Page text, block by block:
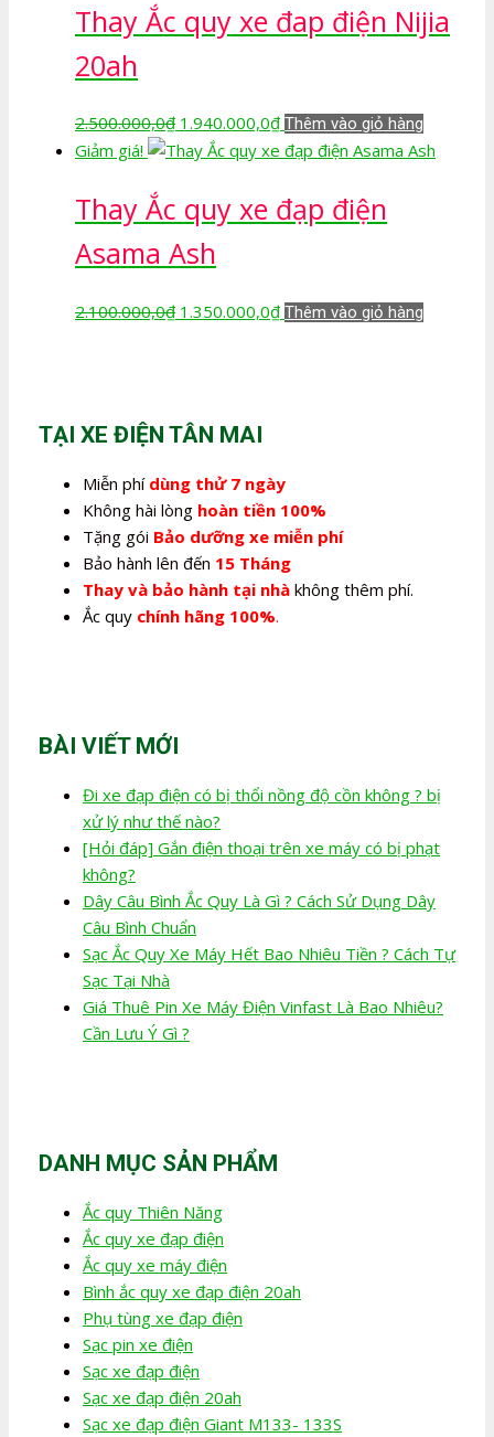
2.100.000,0₫.là:
1.350.000,0₫.
Thay Ắc quy xe đap điện Nijia
20ah
2.500.000,0₫ Giá
gốc
2.500.000,0₫.
1.940.000,0₫Giá
hiện
là:
1.940.000,0₫.
Thêm vào giỏ hàng
Giảm giá!
Thay Ắc quy xe đạp điện
Asama Ash
2.100.000,0₫ Giá
1.350.000,0₫Giá
Thêm vào giỏ hàng
TẠI XE ĐIỆN TÂN MAI
Miễn phí dùng thử 7 ngày
Không hài lòng hoàn tiền 100%
Tặng gói Bảo dưỡng xe miễn phí
Bảo hành lên đến 15 Tháng
Thay và bảo hành tại nhà không thêm phí.
Ắc quy chính hãng 100%.
BÀI VIẾT MỚI
Đi xe đạp điện có bị thổi nồng độ cồn không ? bị
xử lý như thế nào?
[Hỏi đáp] Gắn điện thoại trên xe máy có bị phạt
không?
Dây Câu Bình Ắc Quy Là Gì ? Cách Sử Dụng Dây
Câu Bình Chuẩn
Sạc Ắc Quy Xe Máy Hết Bao Nhiêu Tiền ? Cách Tự
Sạc Tại Nhà
Giá Thuê Pin Xe Máy Điện Vinfast Là Bao Nhiêu?
Cần Lưu Ý Gì ?
DANH MỤC SẢN PHẨM
Ắc quy Thiên Năng
Ắc quy xe đạp điện
Ắc quy xe máy điện
Bình ắc quy xe đạp điện 20ah
Phụ tùng xe đạp điện
Sạc pin xe điện
Sạc xe đạp điện
Sạc xe đạp điện 20ah
Sạc xe đạp điện Giant M133- 133S